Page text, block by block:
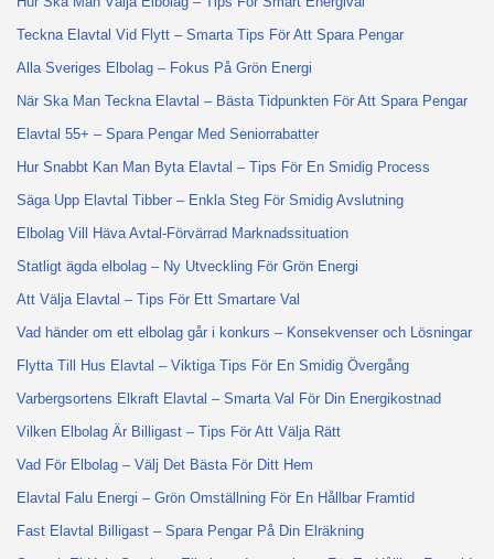
Teckna Elavtal Vid Flytt – Smarta Tips För Att Spara Pengar
Alla Sveriges Elbolag – Fokus På Grön Energi
När Ska Man Teckna Elavtal – Bästa Tidpunkten För Att Spara Pengar
Elavtal 55+ – Spara Pengar Med Seniorrabatter
Hur Snabbt Kan Man Byta Elavtal – Tips För En Smidig Process
Säga Upp Elavtal Tibber – Enkla Steg För Smidig Avslutning
Elbolag Vill Häva Avtal-Förvärrad Marknadssituation
Statligt ägda elbolag – Ny Utveckling För Grön Energi
Att Välja Elavtal – Tips För Ett Smartare Val
Vad händer om ett elbolag går i konkurs – Konsekvenser och Lösningar
Flytta Till Hus Elavtal – Viktiga Tips För En Smidig Övergång
Varbergsortens Elkraft Elavtal – Smarta Val För Din Energikostnad
Vilken Elbolag Är Billigast – Tips För Att Välja Rätt
Vad För Elbolag – Välj Det Bästa För Ditt Hem
Elavtal Falu Energi – Grön Omställning För En Hållbar Framtid
Fast Elavtal Billigast – Spara Pengar På Din Elräkning